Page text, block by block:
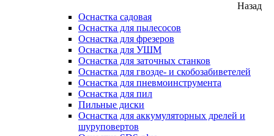
Назад
Оснастка садовая
Оснастка для пылесосов
Оснастка для фрезеров
Оснастка для УШМ
Оснастка для заточных станков
Оснастка для гвозде- и скобозабиветелей
Оснастка для пневмоинструмента
Оснастка для пил
Пильные диски
Оснастка для аккумуляторных дрелей и
шуруповертов